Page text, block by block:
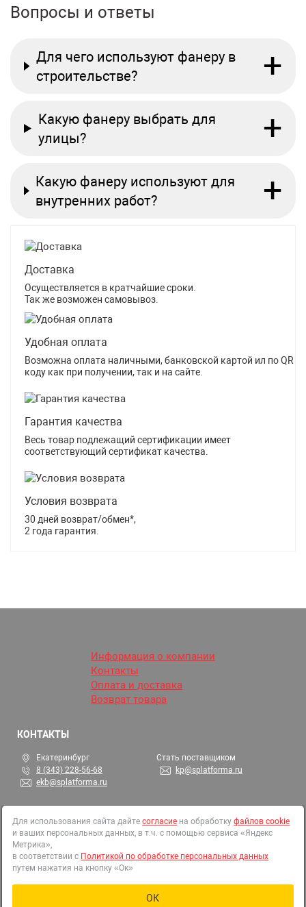
Вопросы и ответы
Для чего используют фанеру в
строительстве?
+
Какую фанеру выбрать для
улицы?
+
Какую фанеру используют для
внутренних работ?
+
Доставка
Осуществляется в кратчайшие сроки.
Так же возможен самовывоз.
Удобная оплата
Возможна оплата наличными, банковской картой ил по QR
коду как при получении, так и на сайте.
Гарантия качества
Весь товар подлежащий сертификации имеет
соответствующий сертификат качества.
Условия возврата
30 дней возврат/обмен*,
2 года гарантия.
Информация о компании
Контакты
Оплата и доставка
Возврат товара
КОНТАКТЫ
Екатеринбург
8 (343) 228-56-68
ekb@splatforma.ru
Стать поставщиком
kp@splatforma.ru
© 2002-2026 СтройПлатформа
Политика в отношении обработки персональных данных
Для использования сайта дайтесогласие на обработкуфайлов cookie
и ваших персональных данных, в т.ч. с помощью сервиса «Яндекс
Метрика»,
в соответствии с Политикой по обработке персональных данных
путем нажатия на кнопку «Ок»
ОК